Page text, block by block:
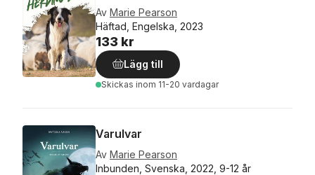
Av Marie Pearson
Häftad, Engelska, 2023
133 kr
Lägg till
Skickas inom 11-20 vardagar
Varulvar
Av Marie Pearson
Inbunden, Svenska, 2022, 9-12 år